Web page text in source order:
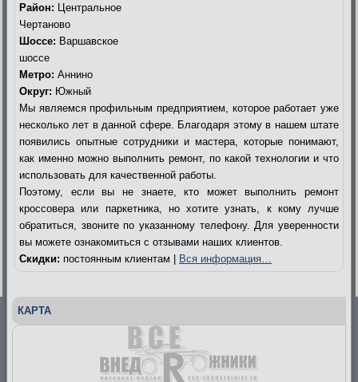
Район: Центральное
Чертаново
Шоссе: Варшавское
шоссе
Метро: Аннино
Округ: Южный
Мы являемся профильным предприятием, которое работает уже
несколько лет в данной сфере. Благодаря этому в нашем штате
появились опытные сотрудники и мастера, которые понимают,
как именно можно выполнить ремонт, по какой технологии и что
использовать для качественной работы.
Поэтому, если вы не знаете, кто может выполнить ремонт
кроссовера или паркетника, но хотите узнать, к кому лучше
обратиться, звоните по указанному телефону. Для уверенности
вы можете ознакомиться с отзывами наших клиентов.
Скидки: постоянным клиентам | Вся информация…
КАРТА